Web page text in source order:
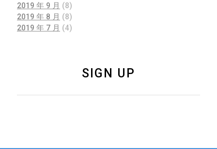
2019 年 9 月 (8)
2019 年 8 月 (8)
2019 年 7 月 (4)
SIGN UP